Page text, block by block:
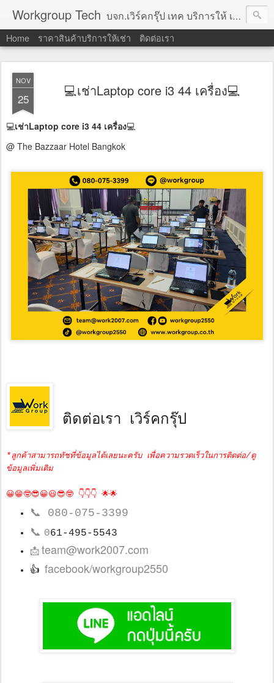
Workgroup Tech บจก.เวิร์คกรุ๊ป เทค บริการให้ เช่าคอมพิวเตอร์ โน้ตบุ๊ค โปรเจคเตอร์ ทีวีจอแบน จอทัชสกรีน ตู้คีออส วีดีโอวอล และอุปกรณ์อื่น ๆ บริการให้เช่าเป็น รายวัน
Home ราคาสินค้าบริการให้เช่า ติดต่อเรา
NOV
25 💻เช่าLaptop core i3 44 เครื่อง💻
💻เช่าLaptop core i3 44 เครื่อง💻
@ The Bazzaar Hotel Bangkok
ติดต่อเรา เวิร์คกรุ๊ป
*ลูกค้าสามารถทัชที่ข้อมูลได้เลยนะครับ เพื่อความรวดเร็วในการติดต่อ/ดู
ข้อมูลเพิ่มเติม
😀😁🤓😎😀😃😎🤓 👇👇👇 🌟🌟
📞 080-075-3399
📞 061-495-5543
📩team@work2007.com
👍 facebook/workgroup2550